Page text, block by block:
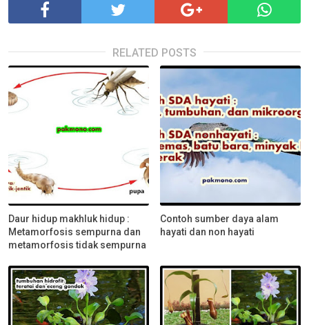
RELATED POSTS
Daur hidup makhluk hidup :
Metamorfosis sempurna dan
metamorfosis tidak sempurna
Contoh sumber daya alam
hayati dan non hayati